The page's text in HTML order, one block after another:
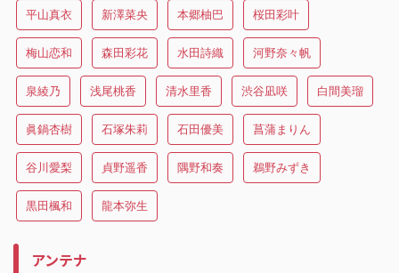
平山真衣 新澤菜央 本郷柚巴 桜田彩叶
梅山恋和 森田彩花 水田詩織 河野奈々帆
泉綾乃 浅尾桃香 清水里香 渋谷凪咲 白間美瑠
眞鍋杏樹 石塚朱莉 石田優美 菖蒲まりん
谷川愛梨 貞野遥香 隅野和奏 鵜野みずき
黒田楓和 龍本弥生
アンテナ